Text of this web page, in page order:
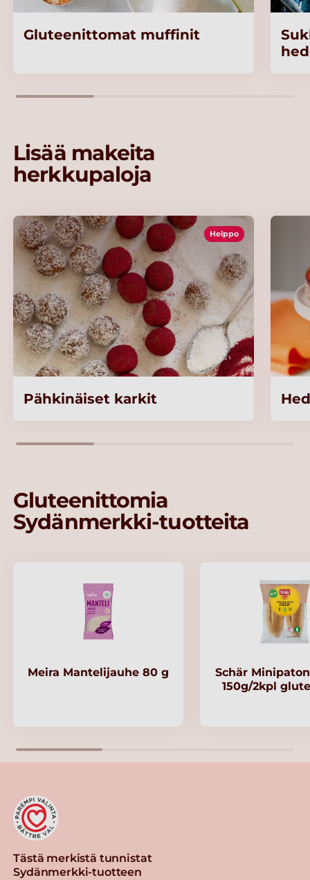
Gluteenittomat muffinit
Lisää makeita
herkkupaloja
Helppo
Pähkinäiset karkit
Gluteenittomia
Sydänmerkki-tuotteita
Meira Mantelijauhe 80 g
Schär
150g/2kpl
Tästä merkistä tunnistat
Sydänmerkki-tuotteen